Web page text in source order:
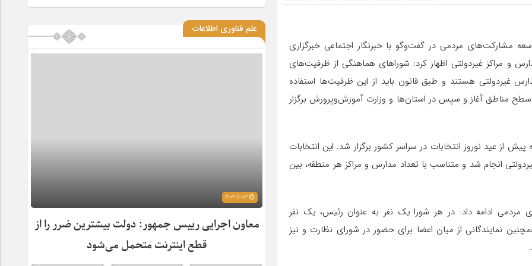
مشارکت‌های مردمی در گفت‌وگو با خبرنگار اجتماعی خبرگزاری
و مراکز غیردولتی اظهار کرد: شوراهای هماهنگی از ظرفیت‌های
غیردولتی هستند و طبق قانون باید از این ظرفیت‌ها استفاده
سطح مناطق آغاز و سپس در استان‌ها و وزارت آموزش‌وپرورش برگزار
از عید نوروز انتخابات در سراسر کشور برگزار شد. این انتخابات
انجام شد و متناسب با تعداد مدارس و مراکز هر منطقه، بین
ادامه داد: در هر شورا یک نفر به عنوان رئیس، یک نفر
نمایندگانی از میان اعضا برای حضور در شورای نظارت و نیز
علم فناوری اطلاعات
معاون اجرایی رییس جمهور: دولت بیشترین ضرر را از
قطع اینترنت متحمل می‌شود